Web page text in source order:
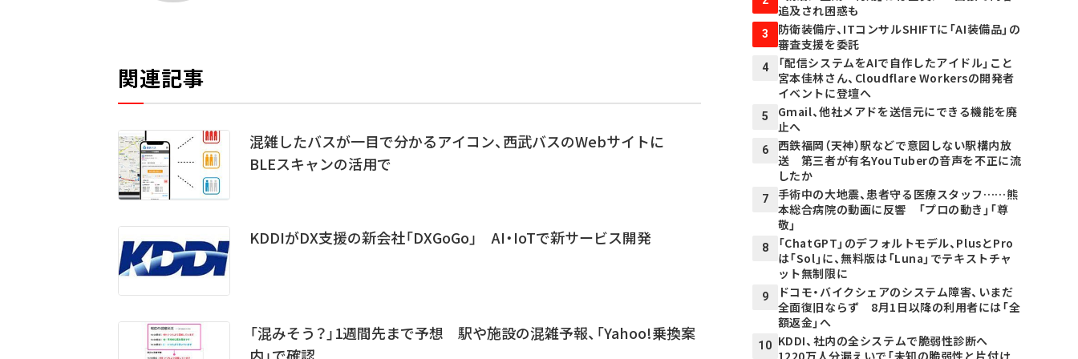
関連記事
混雑したバスが一目で分かるアイコン、西武バスのWebサイトに
BLEスキャンの活用で
KDDIがDX支援の新会社「DXGoGo」 AI・IoTで新サービス開発
「混みそう？」1週間先まで予想 駅や施設の混雑予報、「Yahoo!乗換案
内」で確認
追及され困惑も
3
防衛装備庁、ITコンサルSHIFTに「AI装備品」の
審査支援を委託
4
「配信システムをAIで自作したアイドル」こと
宮本佳林さん、Cloudflare Workersの開発者
イベントに登壇へ
5
Gmail、他社メアドを送信元にできる機能を廃
止へ
6
西鉄福岡（天神）駅などで意図しない駅構内放
送 第三者が有名YouTuberの音声を不正に流
したか
7
手術中の大地震、患者守る医療スタッフ……熊
本総合病院の動画に反響 「プロの動き」「尊
敬」
8
「ChatGPT」のデフォルトモデル、PlusとPro
は「Sol」に、無料版は「Luna」でテキストチャ
ット無制限に
9
ドコモ・バイクシェアのシステム障害、いまだ
全面復旧ならず 8月1日以降の利用者には「全
額返金」へ
10 KDDI、社内の全システムで脆弱性診断へ
1220万人分漏えいで「未知の脆弱性と片付け